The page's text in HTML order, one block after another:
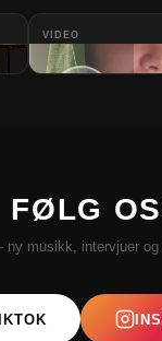
VIDEO
FØLG
musikk, intervjuer